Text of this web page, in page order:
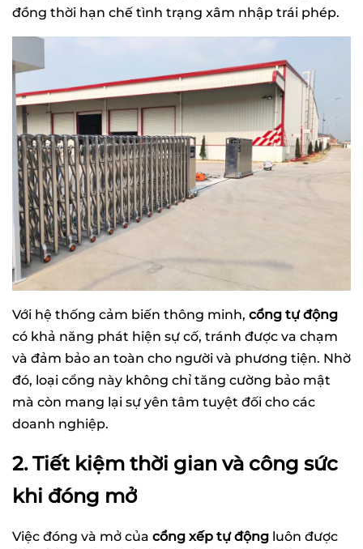
đồng thời hạn chế tình trạng xâm nhập trái phép.
Với hệ thống cảm biến thông minh, cổng tự động
có khả năng phát hiện sự cố, tránh được va chạm
và đảm bảo an toàn cho người và phương tiện. Nhờ
đó, loại cổng này không chỉ tăng cường bảo mật
mà còn mang lại sự yên tâm tuyệt đối cho các
doanh nghiệp.
2. Tiết kiệm thời gian và công sức
khi đóng mở
Việc đóng và mở của cổng xếp tự động luôn được